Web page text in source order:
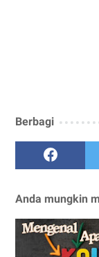
Berbagi
Anda mungkin